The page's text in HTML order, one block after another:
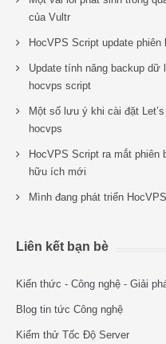
của Vultr
HocVPS Script update phiên
Update tính năng backup dữ
hocvps script
Một số lưu ý khi cài đặt
hocvps
HocVPS Script ra mắt phiên
hữu ích mới
Mình đang phát triển
Liên kết bạn bè
Kiến thức - Công nghệ - Giải
Blog tin tức Công nghệ
Kiểm thử Tốc Độ Server